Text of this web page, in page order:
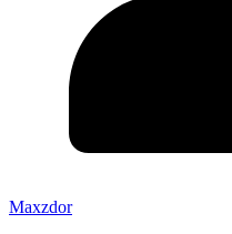
Maxzdor